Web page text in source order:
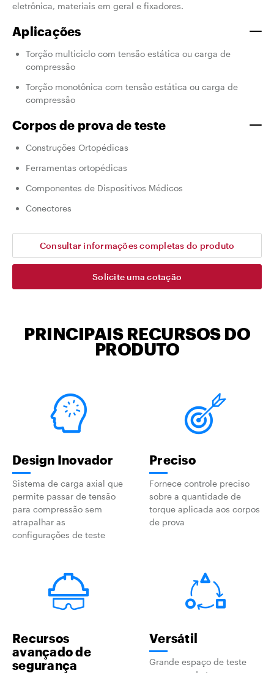
eletrônica, materiais em geral e fixadores.
Aplicações
Torção multiciclo com tensão estática ou carga de
compressão
Torção monotônica com tensão estática ou carga de
compressão
Corpos de prova de teste
Construções Ortopédicas
Ferramentas ortopédicas
Componentes de Dispositivos Médicos
Conectores
Consultar informações completas do produto
Solicite uma cotação
PRINCIPAIS RECURSOS DO
PRODUTO
Design Inovador
Sistema de carga axial que
permite passar de tensão
para compressão sem
atrapalhar as
configurações de teste
Preciso
Fornece controle preciso
sobre a quantidade de
torque aplicada aos corpos
de prova
Recursos
avançado de
segurança
Versátil
Grande espaço de teste